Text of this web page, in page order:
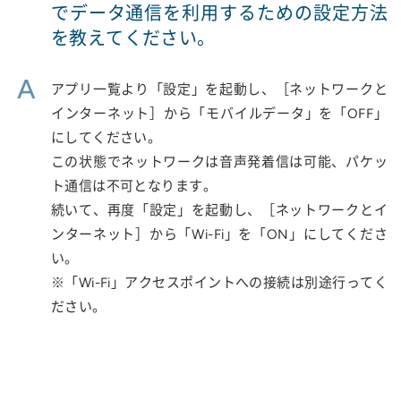
でデータ通信を利用するための設定方法
を教えてください。
A
アプリ一覧より「設定」を起動し、［ネットワークと
インターネット］から「モバイルデータ」を「OFF」
にしてください。
この状態でネットワークは音声発着信は可能、パケッ
ト通信は不可となります。
続いて、再度「設定」を起動し、［ネットワークとイ
ンターネット］から「Wi-Fi」を「ON」にしてくださ
い。
※「Wi-Fi」アクセスポイントへの接続は別途行ってく
ださい。